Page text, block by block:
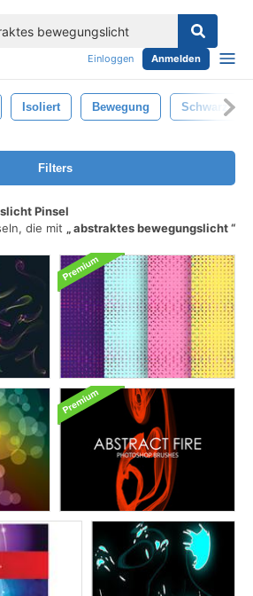
Einloggen Anmelden
Isoliert Bewegung Schwarz
Filters
Pinsel
die mit
abstraktes bewegungslicht